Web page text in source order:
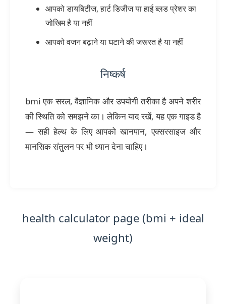
आपको डायबिटीज, हार्ट डिजीज या हाई ब्लड प्रेशर का
जोखिम है या नहीं
आपको वजन बढ़ाने या घटाने की जरूरत है या नहीं
निष्कर्ष
bmi एक सरल, वैज्ञानिक और उपयोगी तरीका है अपने शरीर
की स्थिति को समझने का। लेकिन याद रखें, यह एक गाइड है
— सही हेल्थ के लिए आपको खानपान, एक्सरसाइज और
मानसिक संतुलन पर भी ध्यान देना चाहिए।
health calculator page (bmi + ideal
weight)